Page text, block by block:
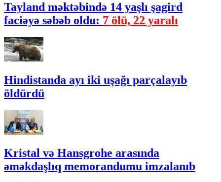
Tayland məktəbində 14 yaşlı şagird
faciəyə səbəb oldu: 7 ölü, 22 yaralı
Hindistanda ayı iki uşağı parçalayıb
öldürdü
Kristal və Hansgrohe arasında
əməkdaşlıq memorandumu imzalanıb